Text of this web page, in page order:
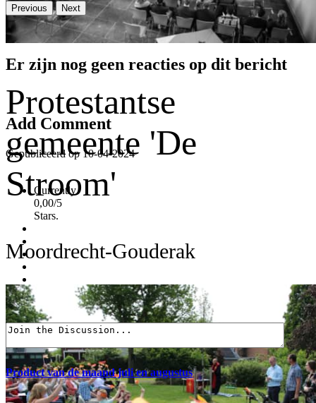
Protestantse
gemeente 'De
Stroom'
Moordrecht-Gouderak
Previous Next
Er zijn nog geen reacties op dit bericht
Add Comment
Gepubliceerd op 10-04-2024
Currently
0,00/5
Stars.
Product van de maand juli en augustus